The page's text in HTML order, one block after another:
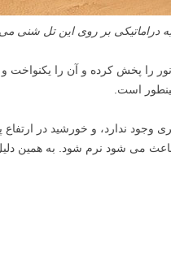
دراماتیکی بر روی این تل شنی
را پخش کرده و آن را یکنواخت
است.
وجود ندارد، و خورشید در ارتفاع
می شود نرم شود. به همین دلیل